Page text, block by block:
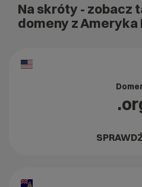
Na skróty - zobacz
domeny z Ameryka